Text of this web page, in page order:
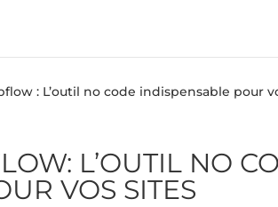
: L’outil no code indispensable pour
L’OUTIL NO
VOS SITES